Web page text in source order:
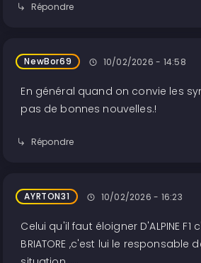
Répondre
NewBor69 10/02/2026 - 14:58
En général quand on convie les
pas de bonnes nouvelles.!
Répondre
AYRTON31 10/02/2026 - 16:23
Celui qu'il faut éloigner D'ALPINE F1
BRIATORE ,c'est lui le responsable